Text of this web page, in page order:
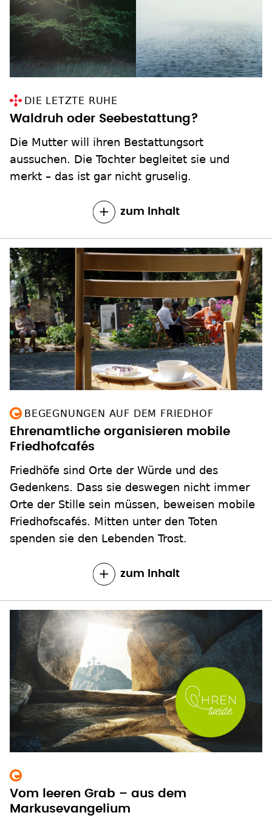
DIE LETZTE RUHE
Waldruh oder Seebestattung?
Die Mutter will ihren Bestattungsort
aussuchen. Die Tochter begleitet sie und
merkt – das ist gar nicht gruselig.
zum Inhalt
BEGEGNUNGEN AUF DEM FRIEDHOF
Ehrenamtliche organisieren mobile
Friedhofcafés
Friedhöfe sind Orte der Würde und des
Gedenkens. Dass sie deswegen nicht immer
Orte der Stille sein müssen, beweisen mobile
Friedhofscafés. Mitten unter den Toten
spenden sie den Lebenden Trost.
zum Inhalt
Vom leeren Grab – aus dem
Markusevangelium